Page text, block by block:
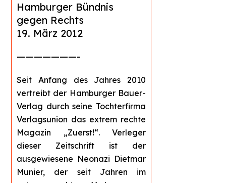
Hamburger Bündnis
gegen Rechts
19. März 2012
———————-
Seit Anfang des Jahres 2010
vertreibt der Hamburger Bauer-
Verlag durch seine Tochterfirma
Verlagsunion das extrem rechte
Magazin „Zuerst!“. Verleger
dieser Zeitschrift ist der
ausgewiesene Neonazi Dietmar
Munier, der seit Jahren im